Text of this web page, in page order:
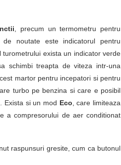
, precum un termometru pentru
noutate este indicatorul pentru
exista un indicator verde
schimbi treapta de viteza intr-una
martor pentru incepatori si pentru
turbo pe benzina si care e posibil
Exista si un mod Eco , care limiteaza
a compresorului de aer conditionat
raspunsuri gresite, cum ca butonul